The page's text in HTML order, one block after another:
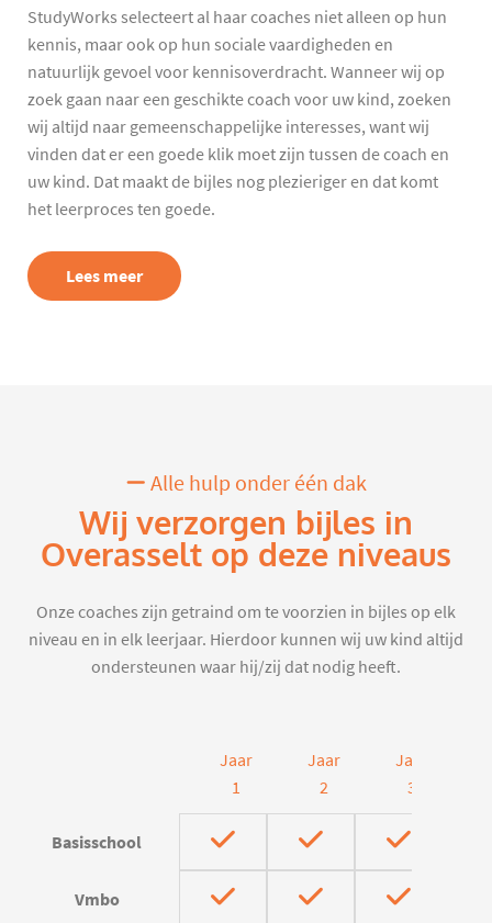
StudyWorks selecteert al haar coaches niet alleen op hun
kennis, maar ook op hun sociale vaardigheden en
natuurlijk gevoel voor kennisoverdracht. Wanneer wij op
zoek gaan naar een geschikte coach voor uw kind, zoeken
wij altijd naar gemeenschappelijke interesses, want wij
vinden dat er een goede klik moet zijn tussen de coach en
uw kind. Dat maakt de bijles nog plezieriger en dat komt
het leerproces ten goede.
Lees meer
Alle hulp onder één dak
Wij verzorgen bijles in
Overasselt op deze niveaus
Onze coaches zijn getraind om te voorzien in bijles op elk
niveau en in elk leerjaar. Hierdoor kunnen wij uw kind altijd
ondersteunen waar hij/zij dat nodig heeft.
Jaar
1
Jaar
2
Jaar
3
Basisschool
Vmbo